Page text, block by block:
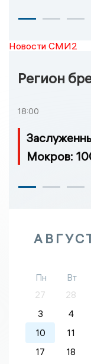
Новости СМИ2
Регион
18:00
Мокров:
Пн Вт
27
28
3
4
10
11
17
18